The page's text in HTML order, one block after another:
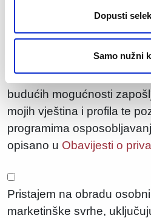
Dopusti
Samo nužni
obrađujemo Vaše osobne podatke dostupno je
Pristajem na obradu
zapošljavanja, uključujući
budućih mogućnosti
mojih vještina i profila te
programima
opisano u Obavijesti o
Pristajem na obradu
marketinške svrhe,